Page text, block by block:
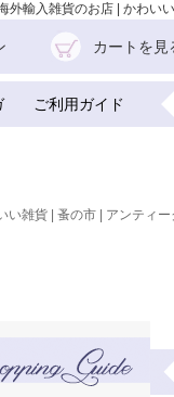
輸入雑貨のお店 | かわい
カートを見
ご利用ガイド
雑貨 | 蚤の市 | アンティー